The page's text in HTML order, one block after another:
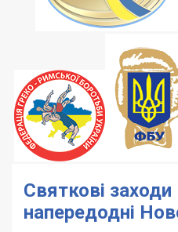
Святкові заходи
напередодні